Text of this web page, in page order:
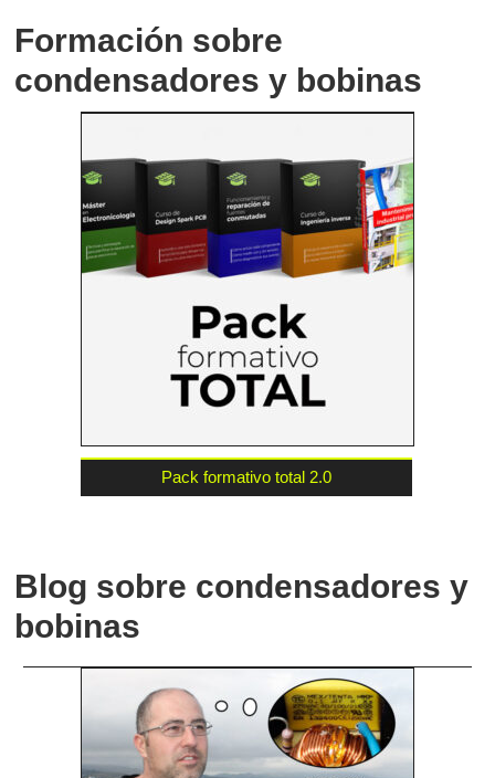
Formación sobre
condensadores y bobinas
Pack formativo total 2.0
Blog sobre condensadores y
bobinas